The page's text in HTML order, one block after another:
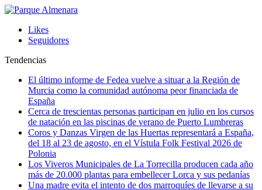
Likes
Seguidores
Tendencias
El último informe de Fedea vuelve a situar a la Región de
Murcia como la comunidad autónoma peor financiada de
España
Cerca de trescientas personas participan en julio en los cursos
de natación en las piscinas de verano de Puerto Lumbreras
Coros y Danzas Virgen de las Huertas representará a España,
del 18 al 23 de agosto, en el Vístula Folk Festival 2026 de
Polonia
Los Viveros Municipales de La Torrecilla producen cada año
más de 20.000 plantas para embellecer Lorca y sus pedanías
Una madre evita el intento de dos marroquíes de llevarse a su